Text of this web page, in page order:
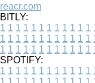
reacr.com
BITLY:
1 1 1 1 1 1 1 1 1 1 1 1
1 1 1 1 1 1 1 1 1 1 1 1
1 1 1 1 1 1 1 1 1 1 1 1
SPOTIFY:
1 1 1 1 1 1 1 1 1 1 1 1